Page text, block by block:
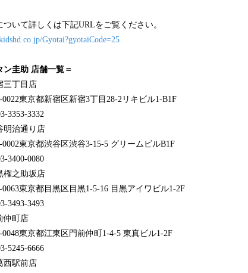
ついて詳しくは下記URLをご覧ください。
Gyotai?gyotaiCode=25
ン圭助 店舗一覧＝
三丁目店
0022東京都新宿区新宿3丁目28-2リキビル1-B1F
3353-3332
明治通り店
0002東京都渋谷区渋谷3-15-5 グリームビルB1F
3400-0080
権之助坂店
0063東京都目黒区目黒1-5-16 目黒アイワビル1-2F
3493-3493
仲町店
0048東京都江東区門前仲町1-4-5 東真ビル1-2F
5245-6666
西駅前店